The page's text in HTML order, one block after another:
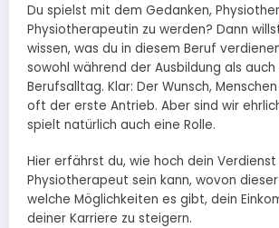
Du spielst mit dem Gedanken,
Physiotherapeutin zu werden? Dann
wissen, was du in diesem Beruf
sowohl während der Ausbildung als
Berufsalltag. Klar: Der Wunsch,
oft der erste Antrieb. Aber sind wir
spielt natürlich auch eine Rolle.
Hier erfährst du, wie hoch dein Verdienst
Physiotherapeut sein kann, wovon
welche Möglichkeiten es gibt, dein
deiner Karriere zu steigern.